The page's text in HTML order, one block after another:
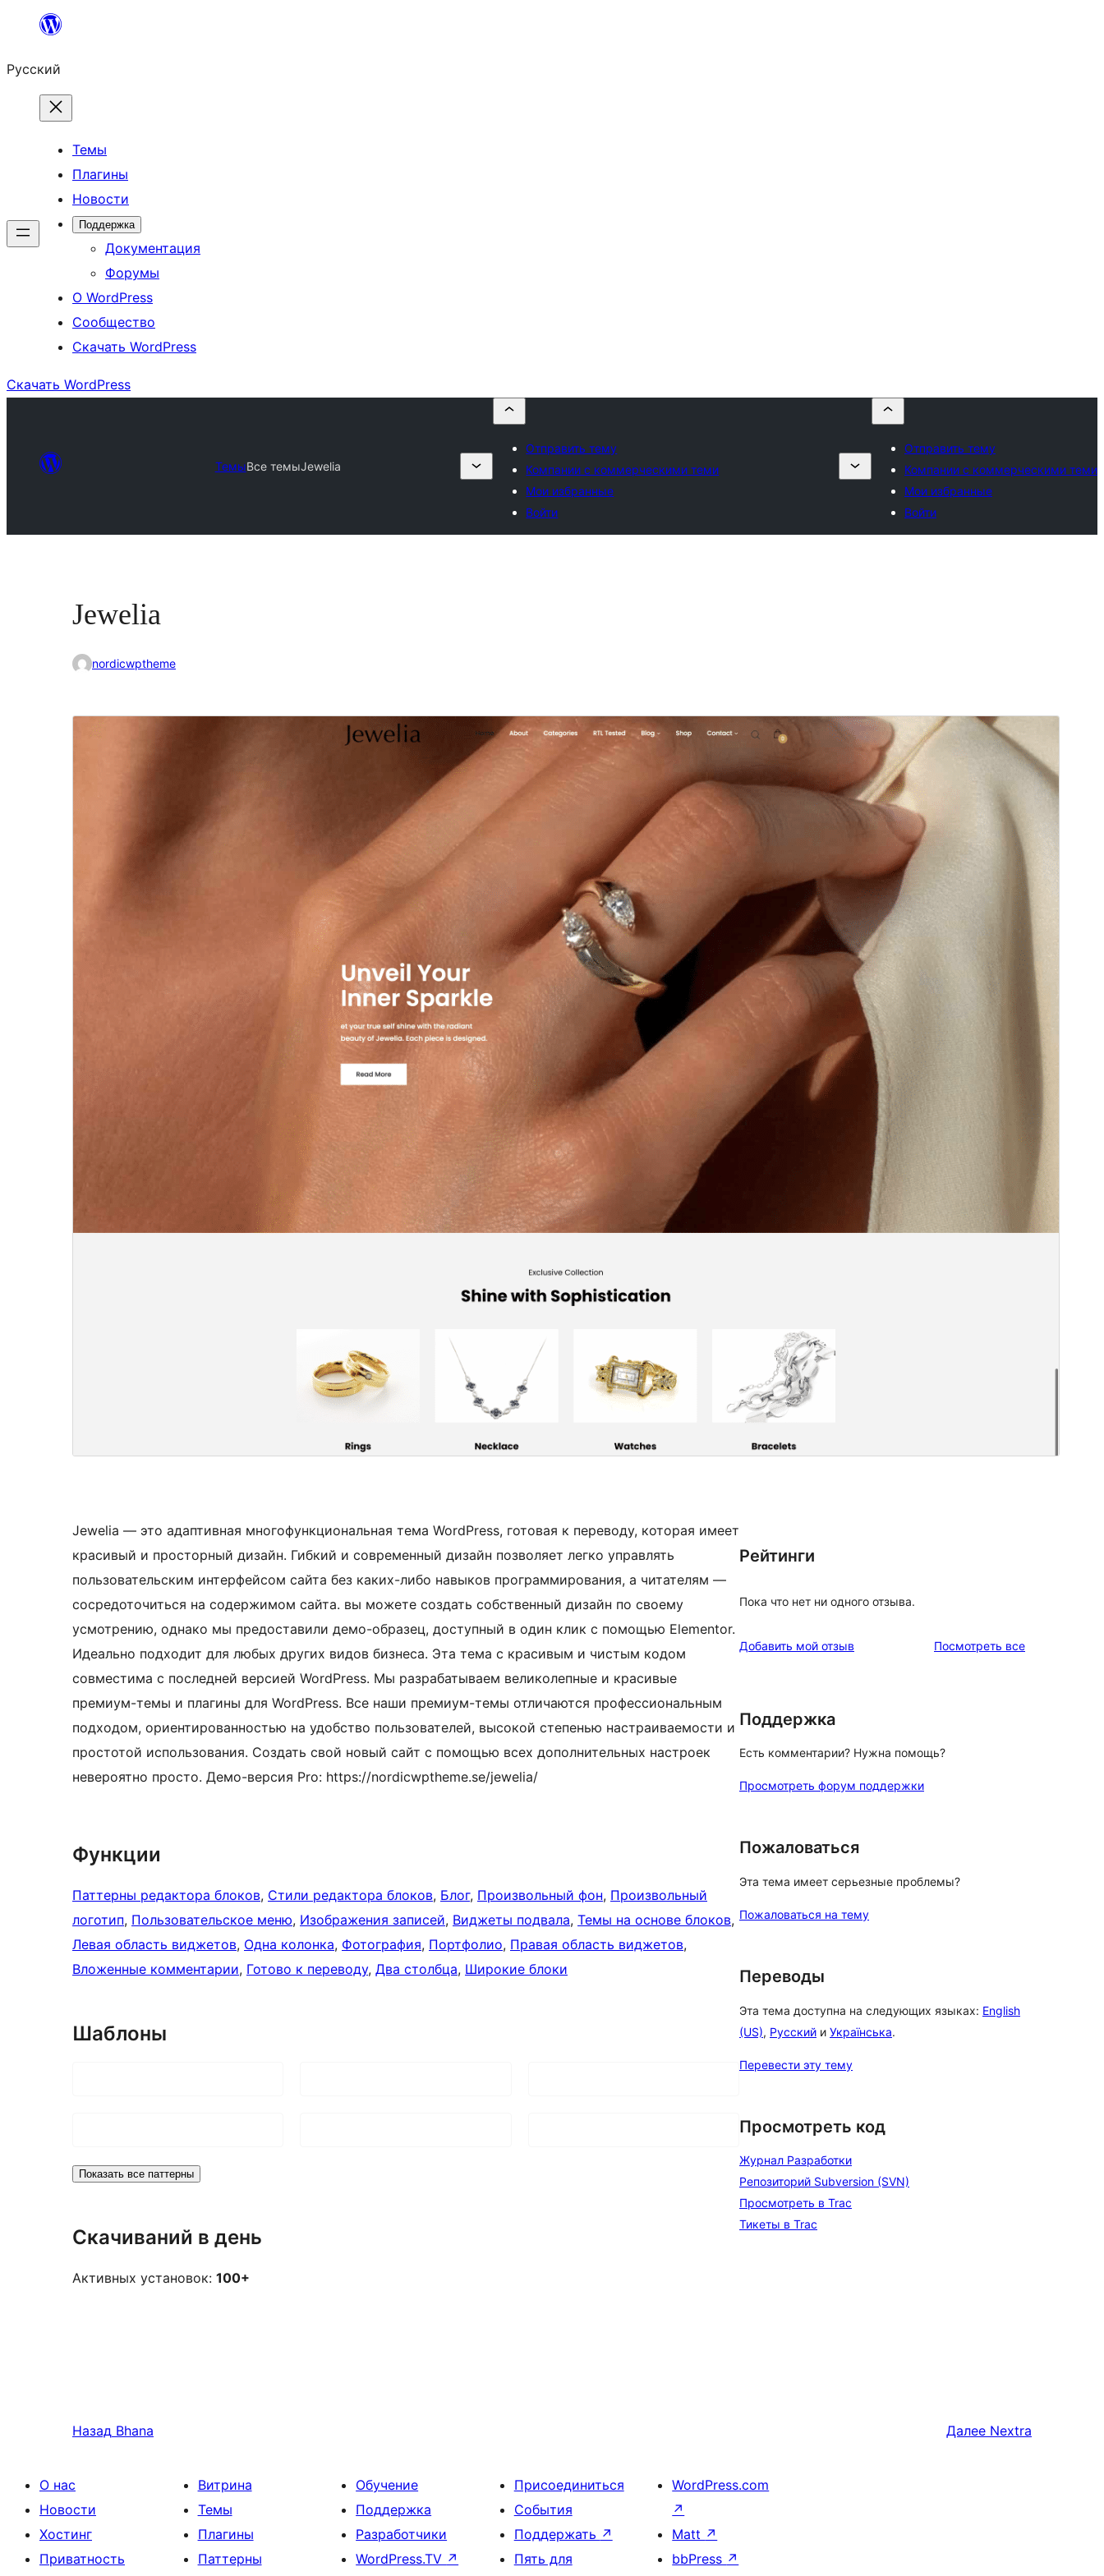
Перейти
содержимому
Русский
Темы
Плагины
Новости
Поддержка
Документация
Форумы
О WordPress
Сообщество
Скачать WordPress
Скачать WordPress
ТемыВсе темыJewelia
Отправить тему
Компании с коммерческими теми
Мои избранные
Войти
Отправить тему
Компании с коммерческими теми
Мои избранные
Войти
Jewelia
nordicwptheme
Просмотреть Скачать
Версия
5.3.2
Последние изменения
26 августа, 2024
Активные установки
100+
Версия WordPress
5.9
5.6
Jewelia — это адаптивная многофункциональная тема WordPress, готовая к переводу, которая имеет
красивый и просторный дизайн. Гибкий и современный дизайн позволяет легко управлять
пользовательским интерфейсом сайта без каких-либо навыков программирования, а читателям —
сосредоточиться на содержимом сайта. вы можете создать собственный дизайн по своему
усмотрению, однако мы предоставили демо-образец, доступный в один клик с помощью Elementor.
Идеально подходит для любых других видов бизнеса. Эта тема с красивым и чистым кодом
совместима с последней версией WordPress. Мы разрабатываем великолепные и красивые
премиум-темы и плагины для WordPress. Все наши премиум-темы отличаются профессиональным
подходом, ориентированностью на удобство пользователей, высокой степенью настраиваемости и
простотой использования. Создать свой новый сайт с помощью всех дополнительных настроек
невероятно просто. Демо-версия Pro: https://nordicwptheme.se/jewelia/
Функции
Паттерны редактора блоков, Стили редактора блоков, Блог, Произвольный фон, Произвольный
логотип, Пользовательское меню, Изображения записей, Виджеты подвала, Темы на основе блоков
Левая область виджетов, Одна колонка, Фотография, Портфолио, Правая область виджетов
Вложенные комментарии, Готово к переводу, Два столбца, Широкие блоки
Шаблоны
Показать все паттерны
Скачиваний в день
Активных установок: 100+
Рейтинги
Пока что нет ни одного отзыва.
Добавить мой отзыв Посмотреть всеотзывы
Поддержка
Есть комментарии? Нужна помощь?
Просмотреть форум поддержки
Пожаловаться
Эта тема имеет серьезные проблемы?
Пожаловаться на тему
Переводы
Эта тема доступна на следующих языках: English
(US), Русский и Українська.
Перевести эту тему
Просмотреть код
Журнал Разработки
Репозиторий Subversion (SVN)
Просмотреть в Trac
Тикеты в Trac
Назад Bhana Далее Nextra
О нас
Новости
Хостинг
Приватность
Витрина
Темы
Плагины
Паттерны
Обучение
Поддержка
Разработчики
WordPress.TV ↗
Присоединиться
События
Поддержать ↗
Пять для
WordPress.com
↗
Matt ↗
bbPress ↗